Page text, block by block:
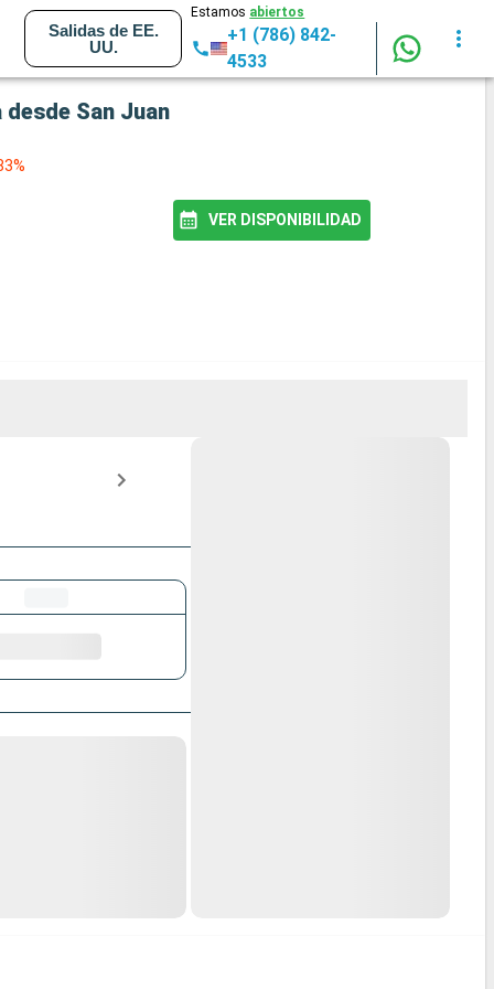
Salidas de EE.
UU.
Estamos abiertos
+1 (786) 842-
4533
San Juan
VER DISPONIBILIDAD